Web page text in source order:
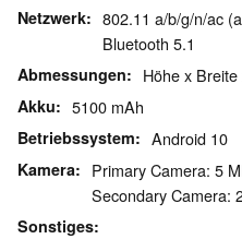
Netzwerk
802.11 a/b/g/n/ac
Bluetooth 5.1
Abmessungen Höhe x
Akku 5100 mAh
Betriebssystem Android 10
Kamera
Primary Camera: 5
Secondary Camera:
Sonstiges